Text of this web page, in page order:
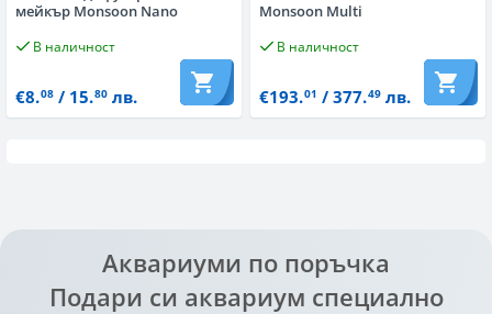
мейкър Monsoon Nano
В наличност
€8.08/ 15.80лв.
Monsoon Multi
В наличност
€193.01 / 377.49лв.
Аквариуми по поръчка
Подари си аквариум специално